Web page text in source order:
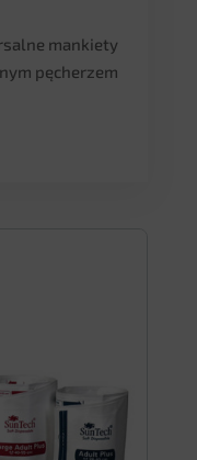
mankiety
pęcherzem